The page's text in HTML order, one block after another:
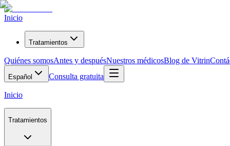
Inicio
Tratamientos
Quiénes somosAntes y despuésNuestros médicosBlog de Vitrin
Español Consulta gratuita
Inicio
Tratamientos